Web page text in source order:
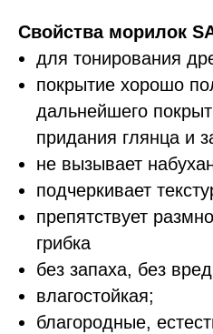
Свойства морилок
для тонирования
покрытие хорошо
дальнейшего
придания глянца и
не вызывает
подчеркивает
препятствует
грибка
без запаха, без
влагостойкая;
благородные,